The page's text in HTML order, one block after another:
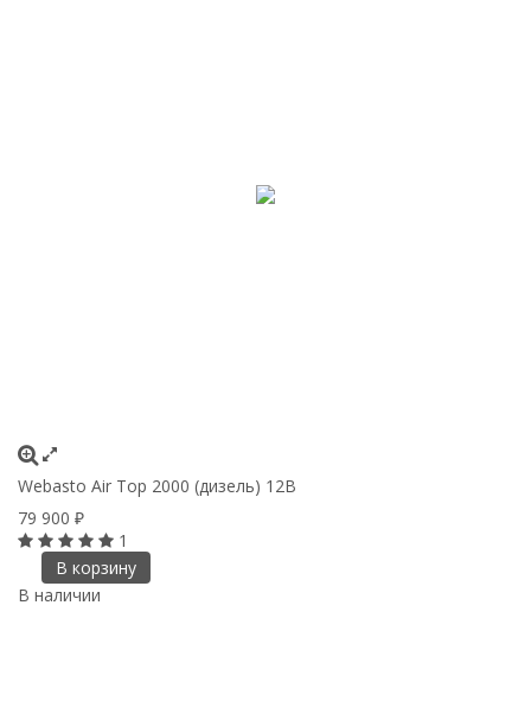
Webasto Air Top 2000 (дизель) 12В
79 900 ₽
1
В корзину
В наличии